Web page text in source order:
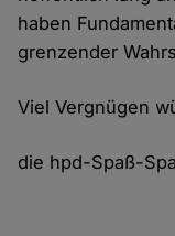
haben
grenzender
Viel Vergnügen
die hpd-Spaß-